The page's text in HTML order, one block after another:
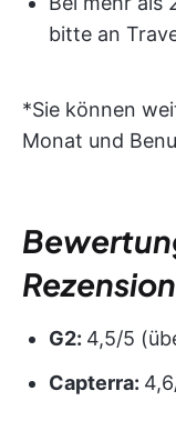
bitte an
*Sie können
Monat und
G2: 4,5/5
Capterra: